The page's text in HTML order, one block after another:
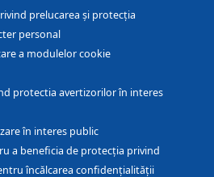
prelucarea și protecția
personal
a modulelor cookie
protectia avertizorilor în interes
în interes public
a beneficia de protecția privind
încălcarea confidențialității